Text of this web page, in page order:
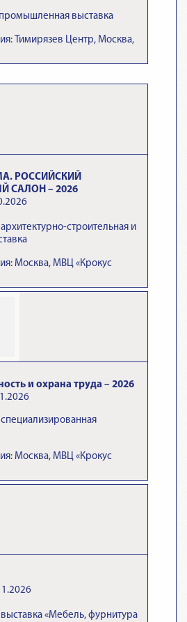
выставка
Тимирязев Центр, Москва,
РОССИЙСКИЙ
САЛОН – 2026
строительная и
Москва, МВЦ «Крокус
и охрана труда – 2026
Москва, МВЦ «Крокус
«Мебель, фурнитура